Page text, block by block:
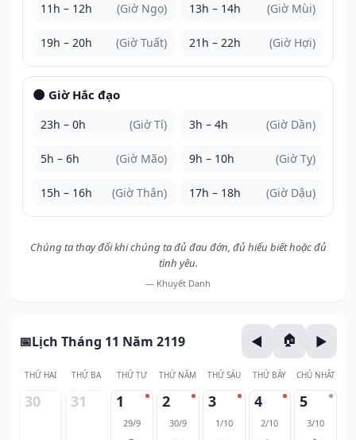
11h – 12h (Giờ Ngọ) 13h – 14h (Giờ Mùi)
19h – 20h (Giờ Tuất) 21h – 22h (Giờ Hợi)
🌑 Giờ Hắc đạo
23h – 0h (Giờ Tí) 3h – 4h (Giờ Dần)
5h – 6h (Giờ Mão) 9h – 10h (Giờ Tỵ)
15h – 16h (Giờ Thân) 17h – 18h (Giờ Dậu)
Chúng ta thay đổi khi chúng ta đủ đau đớn, đủ hiểu biết hoặc đủ
tình yêu.
— Khuyết Danh
Lịch Tháng 11 Năm 2119
THỨ HAI THỨ BA THỨ TƯ THỨ NĂM THỨ SÁU THỨ BẢY CHỦ NHẬT
30 31 1
29/9
2
30/9
3
1/10
4
2/10
5
3/10